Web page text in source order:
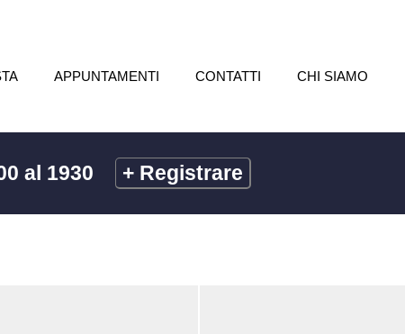
APPUNTAMENTI CONTATTI CHI SIAMO
al 1930 + Registrare